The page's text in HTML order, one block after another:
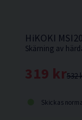
HiKOKI
532
319 kr
Skickas